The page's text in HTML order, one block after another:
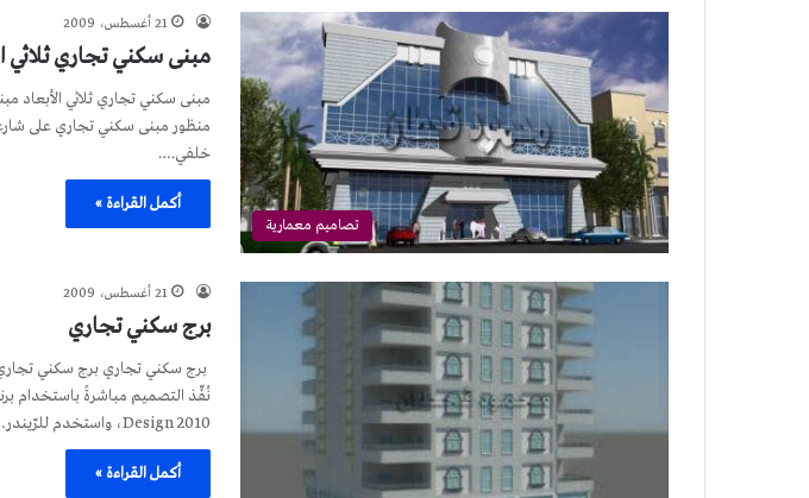
تصاميم معمارية
21 أغسطس، 2009
مبنى سكني تجاري ثلاثي
مبنى سكني تجاري ثلاثي الأبعاد
منظور مبنى سكني تجاري على
خلفي.…
أكمل القراءة »
21 أغسطس، 2009
برج سكني تجاري
برج سكني تجاري برج سكني
Design 2010، واستخدم للرّيندر…
أكمل القراءة »